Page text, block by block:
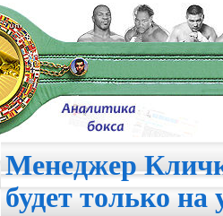
Менеджер
будет только на